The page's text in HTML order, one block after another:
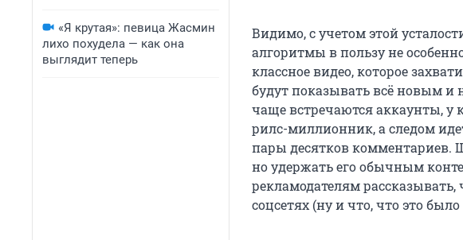
«Я крутая»: певица Жасмин
лихо похудела — как она
выглядит теперь
Видимо, с учетом этой
алгоритмы в пользу не
классное видео, которое
будут показывать всё новым
чаще встречаются аккаунты, у
рилс-миллионник, а следом
пары десятков комментариев.
но удержать его обычным
рекламодателям
соцсетях (ну и что, что это